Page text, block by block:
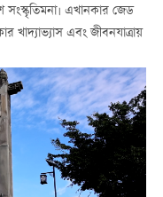
এখানকার জেড
খাদ্যাভ্যাস এবং জীবনযাত্রায়